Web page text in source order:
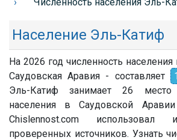
Население Эль-Катиф
На 2026 год численность
Саудовская Аравия - составляет
Эль-Катиф занимает 26 место
населения в Саудовской
Chislennost.com
проверенных источников. Узнать